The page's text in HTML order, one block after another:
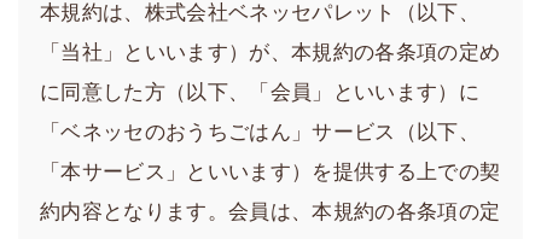
本規約は、株式会社ベネッセパレット（以下、
「当社」といいます）が、本規約の各条項の定め
に同意した方（以下、「会員」といいます）に
「ベネッセのおうちごはん」サービス（以下、
「本サービス」といいます）を提供する上での契
約内容となります。会員は、本規約の各条項の定